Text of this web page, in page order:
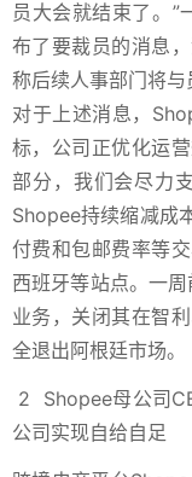
员大会就结束了。”
布了要裁员的消息
称后续人事部门将与
对于上述消息，
标，公司正优化运
部分，我们会尽力
Shopee持续缩减成
付费和包邮费率等
西班牙等站点。一
业务，关闭其在智
全退出阿根廷市场。
2
Shopee母公司
公司实现自给自足